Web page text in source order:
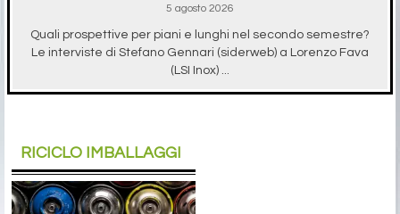
5 agosto 2026
Quali prospettive per piani e lunghi nel secondo semestre?
Le interviste di Stefano Gennari (siderweb) a Lorenzo Fava
(LSI Inox) ...
RICICLO IMBALLAGGI